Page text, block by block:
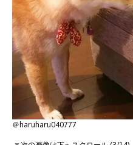
＠haruharu040777